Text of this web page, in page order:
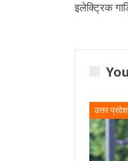
इलेक्ट्रिक
उत्तर प्रदेश